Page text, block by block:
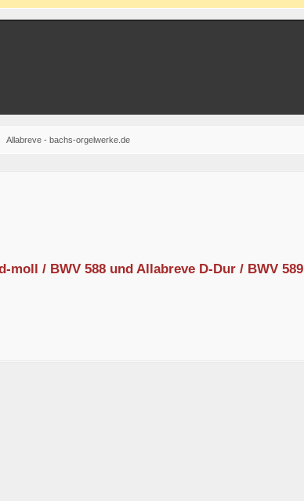
Allabreve - bachs-orgelwerke.de
moll / BWV 588 und Allabreve D-Dur / BWV 589